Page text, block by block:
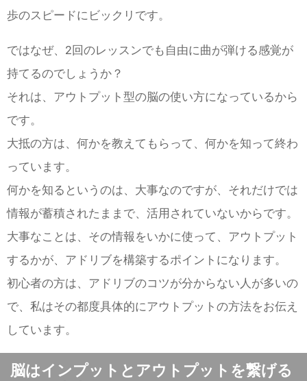
歩のスピードにビックリです。
ではなぜ、2回のレッスンでも自由に曲が弾ける感覚が
持てるのでしょうか？
それは、アウトプット型の脳の使い方になっているから
です。
大抵の方は、何かを教えてもらって、何かを知って終わ
っています。
何かを知るというのは、大事なのですが、それだけでは
情報が蓄積されたままで、活用されていないからです。
大事なことは、その情報をいかに使って、アウトプット
するかが、アドリブを構築するポイントになります。
初心者の方は、アドリブのコツが分からない人が多いの
で、私はその都度具体的にアウトプットの方法をお伝え
しています。
脳はインプットとアウトプットを繋げる